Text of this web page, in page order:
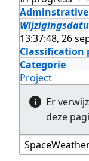
13:37:48, 26
Classification
Categorie
Project
Er
deze